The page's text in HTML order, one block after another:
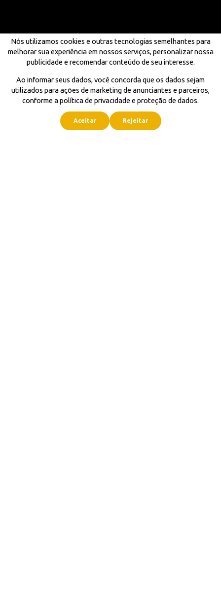
Nós utilizamos cookies e outras tecnologias semelhantes para
melhorar sua experiência em nossos serviços, personalizar nossa
publicidade e recomendar conteúdo de seu interesse.
Ao informar seus dados, você concorda que os dados sejam
utilizados para ações de marketing de anunciantes e parceiros,
conforme a política de privacidade e proteção de dados.
Aceitar Rejeitar